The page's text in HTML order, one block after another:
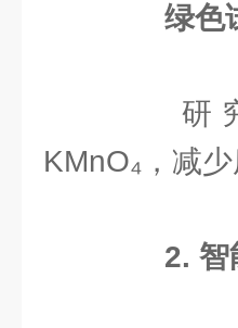
绿色
研究
KMnO₄，减
2. 智